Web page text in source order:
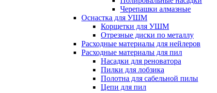
Черепашки алмазные
Оснастка для УШМ
Корщетки для УШМ
Отрезные диски по металлу
Расходные материалы для нейлеров
Расходные материалы для пил
Насадки для реноватора
Пилки для лобзика
Полотна для сабельной пилы
Цепи для пил